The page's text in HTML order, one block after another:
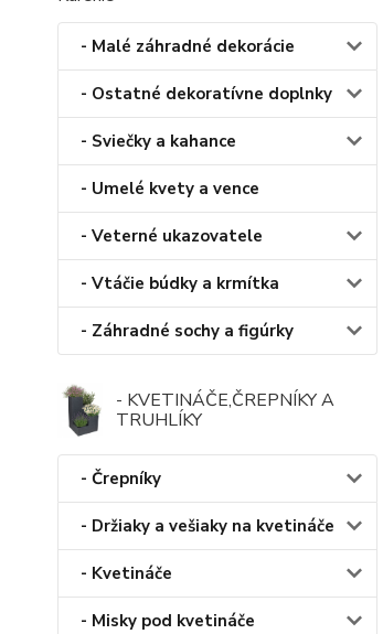
- Malé záhradné dekorácie
- Ostatné dekoratívne doplnky
- Sviečky a kahance
- Umelé kvety a vence
- Veterné ukazovatele
- Vtáčie búdky a krmítka
- Záhradné sochy a figúrky
- KVETINÁČE,ČREPNÍKY A
TRUHLÍKY
- Črepníky
- Držiaky a vešiaky na kvetináče
- Kvetináče
- Misky pod kvetináče